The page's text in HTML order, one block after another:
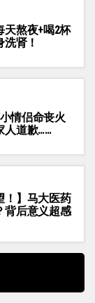
天熬夜+喝2杯
肾！
情侣命丧火
人道歉……
！】马大医药
背后意义超感